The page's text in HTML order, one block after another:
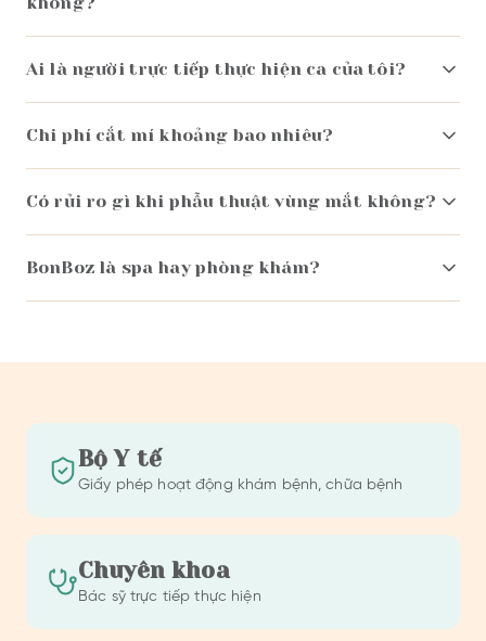
Ai là người trực tiếp thực hiện ca của tôi?
Chi phí cắt mí khoảng bao nhiêu?
Có rủi ro gì khi phẫu thuật vùng mắt không?
BonBoz là spa hay phòng khám?
Bộ Y tế
Giấy phép hoạt động khám bệnh, chữa bệnh
Chuyên khoa
Bác sỹ trực tiếp thực hiện